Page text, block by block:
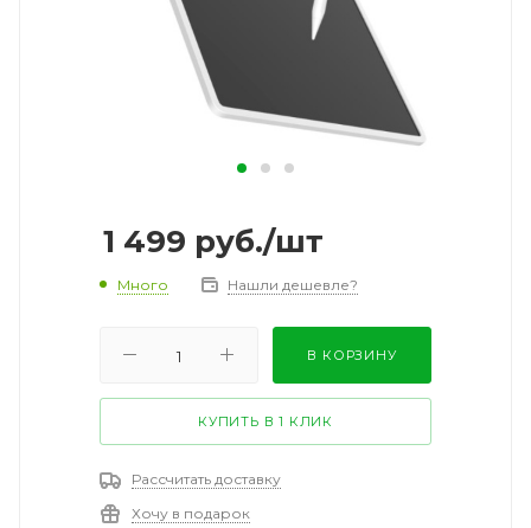
1 499 руб./шт
Много Нашли дешевле?
В КОРЗИНУ
КУПИТЬ В 1 КЛИК
Рассчитать доставку
Хочу в подарок